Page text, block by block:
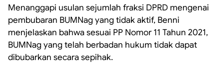
Menanggapi usulan sejumlah fraksi DPRD mengenai
pembubaran BUMNag yang tidak aktif, Benni
menjelaskan bahwa sesuai PP Nomor 11 Tahun 2021,
BUMNag yang telah berbadan hukum tidak dapat
dibubarkan secara sepihak.